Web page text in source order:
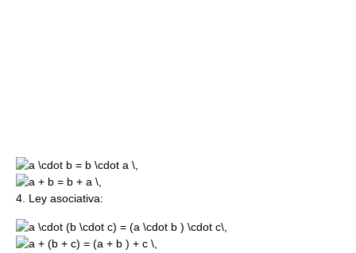
4. Ley asociativa: